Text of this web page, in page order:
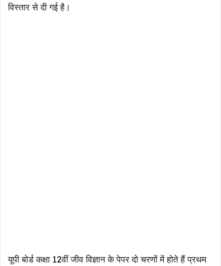
विस्तार से दी गई है।
यूपी बोर्ड कक्षा 12वीं जीव विज्ञान के पेपर दो चरणों में होते हैं प्रथम